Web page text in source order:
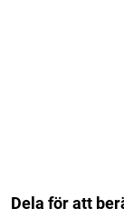
Dela för att